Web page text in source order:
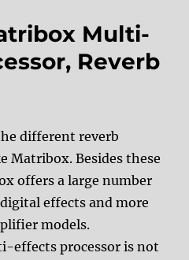
Multi-
Reverb
different reverb
Matribox. Besides these
offers a large number
effects and more
models.
effects processor is not